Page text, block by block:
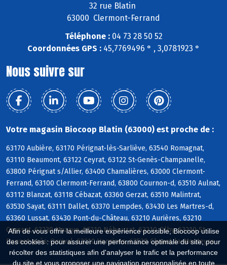
Afin de vous offrir la meilleure expérience possible, Biocoop utilise
des cookies : pour assurer une performance optimale du site, pour
récolter des statistiques afin d'analyser le trafic et la performance
du site et vous proposer une navigation personnalisée en toute
32 rue Blatin
63000 Clermont-Ferrand
Téléphone :04 73 28 50 52
Coordonnées GPS : 45,7769496 ° , 3,0781923 °
Nous suivre sur
Votre magasin Biocoop Blatin (63000) est proche de :
63170 Aubière, 63170 Pérignat-lès-Sarliève, 63540 Romagnat,
63110 Beaumont, 63122 Ceyrat, 63122 St-Genès-Champanelle,
63800 Pérignat s/Allier, 63400 Chamalières, 63000 Clermont-
Ferrand, 63100 Clermont-Ferrand, 63800 Cournon-d, 63510 Aulnat,
63112 Blanzat, 63118 Cébazat, 63360 Gerzat, 63510 Malintrat,
63530 Sayat, 63111 Dallet, 63370 Lempdes, 63430 Les Martres-d,
63360 Lussat, 63430 Pont-du-Château, 63210 Aurières, 63210
Ceyssat, 63230 Mazaye, 63210 Nébouzat, 63210 Olby, 63210 St-
Bonnet-près-Orcival, 63210 Vernines, 63530 Chanat-la-Mouteyre